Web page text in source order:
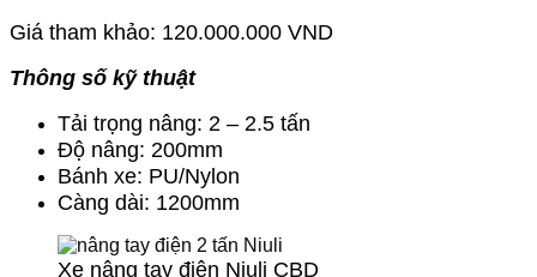
Giá tham khảo: 120.000.000 VND
Thông số kỹ thuật
Tải trọng nâng: 2 – 2.5 tấn
Độ nâng: 200mm
Bánh xe: PU/Nylon
Càng dài: 1200mm
Xe nâng tay điện Niuli CBD